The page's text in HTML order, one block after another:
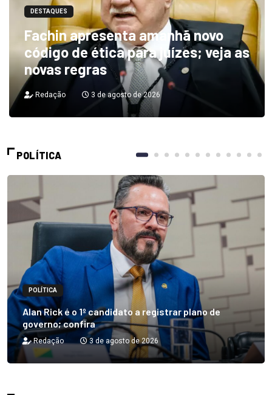
DESTAQUES
Fachin apresenta amanhã novo
código de ética para juízes; veja as
novas regras
Redação 3 de agosto de 2026
POLÍTICA
POLÍTICA
Alan Rick é o 1º candidato a registrar plano de
governo; confira
Redação 3 de agosto de 2026